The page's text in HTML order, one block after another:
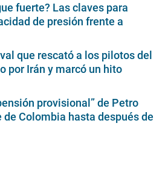
fuerte? Las claves para
de presión frente a
que rescató a los pilotos del
por Irán y marcó un hito
provisional” de Petro
Colombia hasta después de